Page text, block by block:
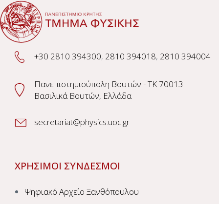
+30 2810 394300, 2810 394018, 2810 394004
Πανεπιστημιούπολη Βουτών - TK 70013
Βασιλικά Βουτών, Ελλάδα
secretariat@physics.uoc.gr
ΧΡΗΣΙΜΟΙ ΣΥΝΔΕΣΜΟΙ
Ψηφιακό Αρχείο Ξανθόπουλου